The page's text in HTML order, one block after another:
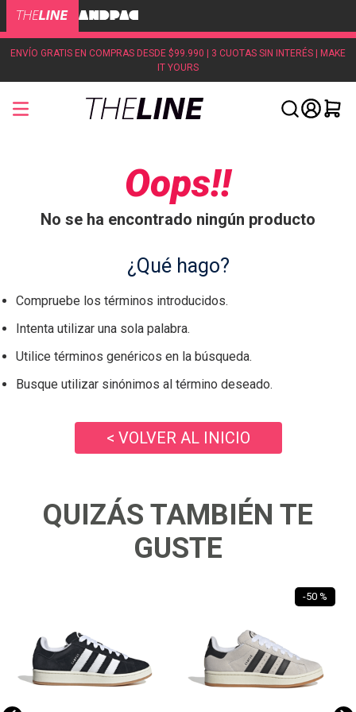
ENVÍO GRATIS EN COMPRAS DESDE $99.990 | 3 CUOTAS SIN INTERÉS | MAKE
IT YOURS
Oops!!
No se ha encontrado ningún producto
¿Qué hago?
Compruebe los términos introducidos.
Intenta utilizar una sola palabra.
Utilice términos genéricos en la búsqueda.
Busque utilizar sinónimos al término deseado.
< VOLVER AL INICIO
QUIZÁS TAMBIÉN TE
GUSTE
-50 %